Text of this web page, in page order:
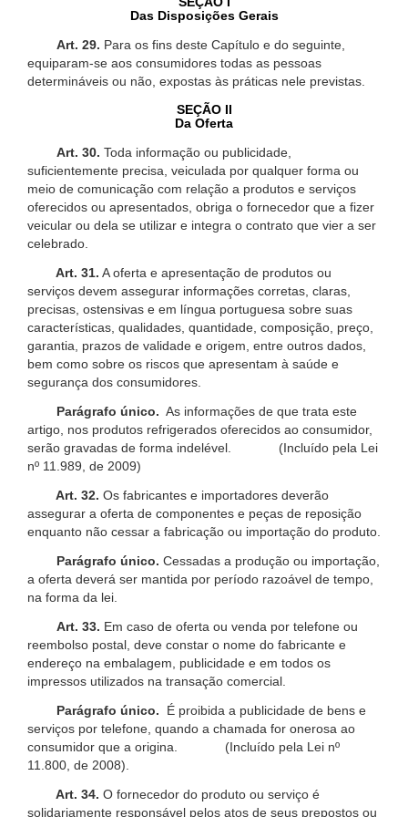
Das Disposições Gerais
Art. 29. Para os fins deste Capítulo e do seguinte,
equiparam-se aos consumidores todas as pessoas
determináveis ou não, expostas às práticas nele previstas.
SEÇÃO II
Da Oferta
Art. 30. Toda informação ou publicidade,
suficientemente precisa, veiculada por qualquer forma ou
meio de comunicação com relação a produtos e serviços
oferecidos ou apresentados, obriga o fornecedor que a fizer
veicular ou dela se utilizar e integra o contrato que vier a ser
celebrado.
Art. 31. A oferta e apresentação de produtos ou
serviços devem assegurar informações corretas, claras,
precisas, ostensivas e em língua portuguesa sobre suas
características, qualidades, quantidade, composição, preço,
garantia, prazos de validade e origem, entre outros dados,
bem como sobre os riscos que apresentam à saúde e
segurança dos consumidores.
Parágrafo único. As informações de que trata este
artigo, nos produtos refrigerados oferecidos ao consumidor,
serão gravadas de forma indelével. (Incluído pela Lei
nº 11.989, de 2009)
Art. 32. Os fabricantes e importadores deverão
assegurar a oferta de componentes e peças de reposição
enquanto não cessar a fabricação ou importação do produto.
Parágrafo único. Cessadas a produção ou importação,
a oferta deverá ser mantida por período razoável de tempo,
na forma da lei.
Art. 33. Em caso de oferta ou venda por telefone ou
reembolso postal, deve constar o nome do fabricante e
endereço na embalagem, publicidade e em todos os
impressos utilizados na transação comercial.
Parágrafo único.
É proibida a publicidade de bens e
serviços por telefone, quando a chamada for onerosa ao
consumidor que a origina. (Incluído pela Lei nº
11.800, de 2008).
Art. 34. O fornecedor do produto ou serviço é
solidariamente responsável pelos atos de seus prepostos ou